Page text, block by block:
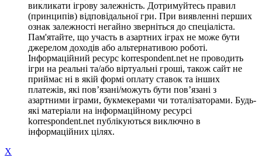
викликати ігрову залежність. Дотримуйтесь правил
(принципів) відповідальної гри. При виявленні перших
ознак залежності негайно зверніться до спеціаліста.
Пам'ятайте, що участь в азартних іграх не може бути
джерелом доходів або альтернативою роботі.
Інформаційний ресурс korrespondent.net не проводить
ігри на реальні та/або віртуальні гроші, також сайт не
приймає ні в якій формі оплату ставок та інших
платежів, які пов’язані/можуть бути пов’язані з
азартними іграми, букмекерами чи тоталізаторами. Будь-
які матеріали на інформаційному ресурсі
korrespondent.net публікуються виключно в
інформаційних цілях.
X